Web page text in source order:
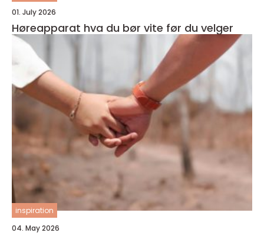
01. July 2026
Høreapparat hva du bør vite før du velger
inspiration
04. May 2026